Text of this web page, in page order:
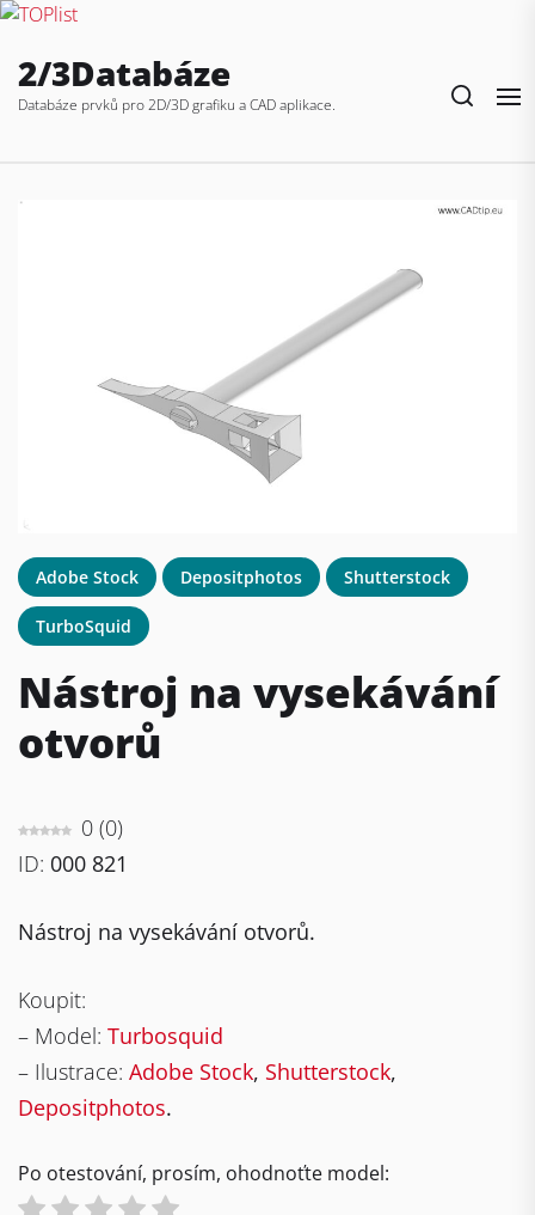
the
2/3Databáze
Databáze prvků pro 2D/3D grafiku a CAD aplikace.
Adobe Stock Depositphotos Shutterstock
TurboSquid
Nástroj na vysekávání
otvorů
0 (0)
ID: 000 821
Nástroj na vysekávání otvorů.
Koupit:
– Model: Turbosquid
– Ilustrace: Adobe Stock, Shutterstock,
Depositphotos.
Po otestování, prosím, ohodnoťte model: